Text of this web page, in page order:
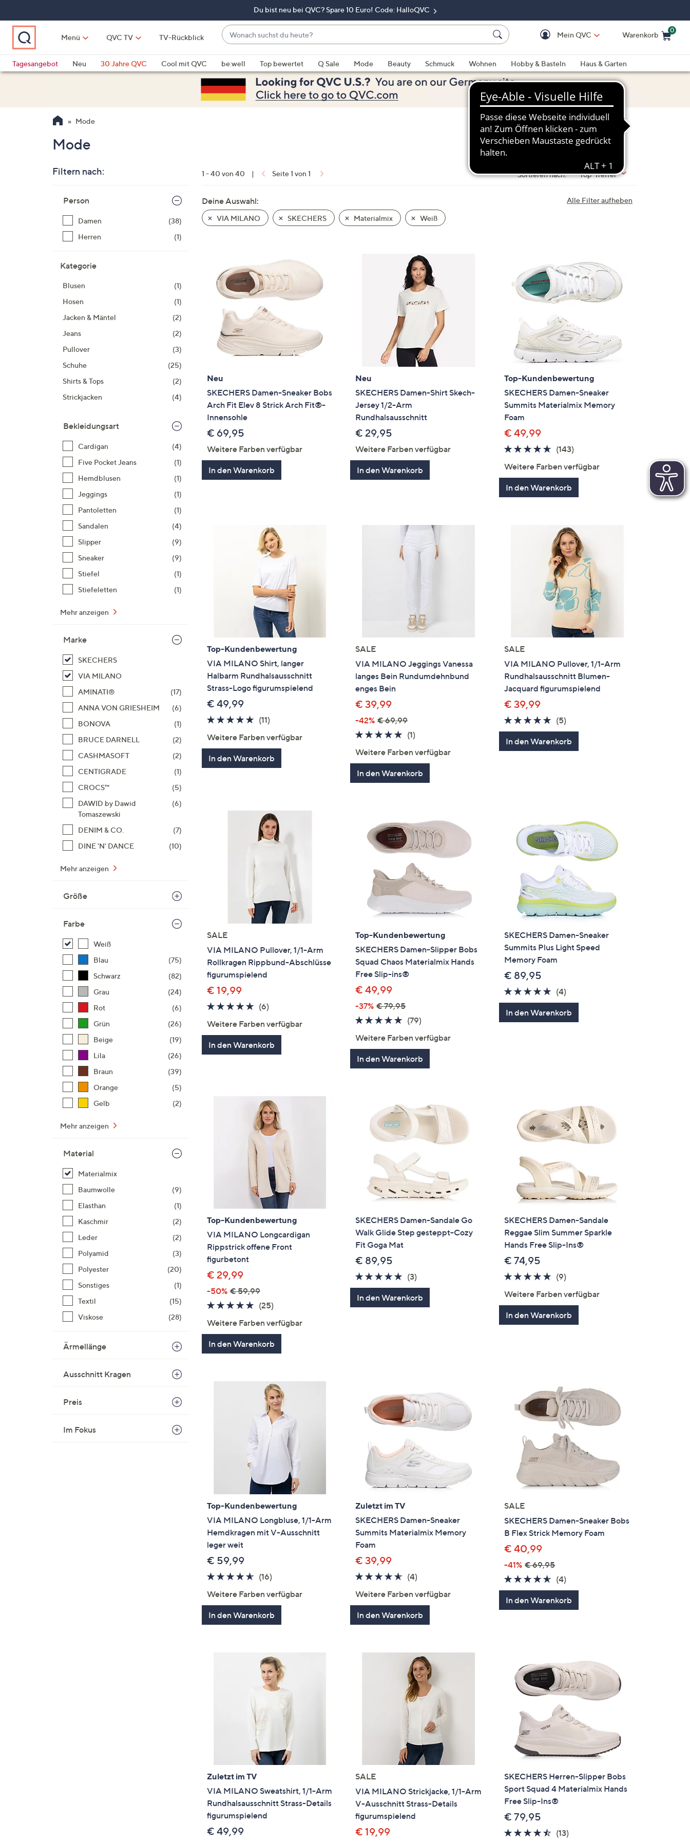
springen
Du bist neu bei QVC? Spare 10 Euro! Code: HalloQVC
Menü QVC TV TV-Rückblick
Wonach
suchst
du
heute?
Vorschläge
verfügbar
sind,
verwenden
und
unten
oder
wischen
Geräten
nach
links
bzw.
rechts,
um
diese
anzuzeigen.
Mein QVC Warenkorb
0
Tagesangebot
Neu 30 Jahre QVC Cool mit QVC be:well Top bewertet Q Sale Mode Beauty Schmuck Wohnen Hobby & Basteln
Haus & Garten
Mode
Mode
Filtern nach:
Produktliste
Person
Damen
(38)
Herren
(1)
Kategorie
Blusen
(1)
Hosen
(1)
Jacken & Mäntel
(2)
Jeans
(2)
Pullover
(3)
Schuhe
(25)
Shirts & Tops
(2)
Strickjacken
(4)
Bekleidungsart
Cardigan
(4)
Five Pocket Jeans
(1)
Hemdblusen
(1)
Jeggings
(1)
Pantoletten
(1)
Sandalen
(4)
Slipper
(9)
Sneaker
(9)
Stiefel
(1)
Stiefeletten
(1)
Mehr anzeigen
Marke
SKECHERS
VIA MILANO
AMINATI®
(17)
ANNA VON GRIESHEIM
(6)
BONOVA
(1)
BRUCE DARNELL
(2)
CASHMASOFT
(2)
CENTIGRADE
(1)
CROCS™
(5)
DAWID by Dawid
Tomaszewski
(6)
DENIM & CO.
(7)
DINE 'N' DANCE
(10)
Mehr anzeigen
Größe
Farbe
Weiß
Blau
(75)
Schwarz
(82)
Grau
(24)
Rot
(6)
Grün
(26)
Beige
(19)
Lila
(26)
Braun
(39)
Orange
(5)
Gelb
(2)
Mehr anzeigen
Material
Materialmix
Baumwolle
(9)
Elasthan
(1)
Kaschmir
(2)
Leder
(2)
Polyamid
(3)
Polyester
(20)
Sonstiges
(1)
Textil
(15)
Viskose
(28)
Ärmellänge
Ausschnitt Kragen
Preis
Im Fokus
1 - 40 von 40 | Seite 1 von 1 Sortieren nach: Top-Treffer
Alle Filter aufheben
Deine Auswahl:
VIA MILANO SKECHERS Materialmix Weiß
Neu
SKECHERS Damen-Sneaker Bobs
Arch Fit Elev 8 Strick Arch Fit®-
Innensohle
€ 69,95
Weitere Farben verfügbar
In den Warenkorb
Neu
SKECHERS Damen-Shirt Skech-
Jersey 1/2-Arm
Rundhalsausschnitt
€ 29,95
Weitere Farben verfügbar
In den Warenkorb
Top-Kundenbewertung
SKECHERS Damen-Sneaker
Summits Materialmix Memory
Foam
€ 49,99
4.6
5
(143)
Weitere Farben verfügbar
In den Warenkorb
Top-Kundenbewertung
VIA MILANO Shirt, langer
Halbarm Rundhalsausschnitt
Strass-Logo figurumspielend
€ 49,99
4.6
(11)11
Weitere Farben verfügbar
In den Warenkorb
SALE
VIA MILANO Jeggings Vanessa
langes Bein Rundumdehnbund
enges Bein
€ 39,99
-42% € 69,99
5.0
(1)
Weitere Farben verfügbar
In den Warenkorb
SALE
VIA MILANO Pullover, 1/1-Arm
Rundhalsausschnitt Blumen-
Jacquard figurumspielend
€ 39,99
5.0
von
5
(5)
Bewertungen
In den Warenkorb
SALE
VIA MILANO Pullover, 1/1-Arm
Rollkragen Rippbund-Abschlüsse
figurumspielend
€ 19,99
5.0
5
(6)6
Weitere Farben verfügbar
In den Warenkorb
Top-Kundenbewertung
SKECHERS Damen-Slipper Bobs
Squad Chaos Materialmix Hands
Free Slip-ins®
€ 49,99
-37% € 79,95
4.8
5
(79)
Weitere Farben verfügbar
In den Warenkorb
SKECHERS Damen-Sneaker
Summits Plus Light Speed
Memory Foam
€ 89,95
4.8
von
5
(4)
Bewertungen
In den Warenkorb
Top-Kundenbewertung
VIA MILANO Longcardigan
Rippstrick offene Front
figurbetont
€ 29,99
-50% € 59,99
4.7
(25)25
Weitere Farben verfügbar
In den Warenkorb
SKECHERS Damen-Sandale Go
Walk Glide Step gesteppt-Cozy
Fit Goga Mat
€ 89,95
4.7
von
5
(3)
Bewertungen
In den Warenkorb
SKECHERS Damen-Sandale
Reggae Slim Summer Sparkle
Hands Free Slip-Ins®
€ 74,95
4.7
(9)
Weitere Farben verfügbar
In den Warenkorb
Top-Kundenbewertung
VIA MILANO Longbluse, 1/1-Arm
Hemdkragen mit V-Ausschnitt
leger weit
€ 59,99
4.6
5
(16)16
Weitere Farben verfügbar
In den Warenkorb
Zuletzt im TV
SKECHERS Damen-Sneaker
Summits Materialmix Memory
Foam
€ 39,99
4.5
5
(4)
Weitere Farben verfügbar
In den Warenkorb
SALE
SKECHERS Damen-Sneaker Bobs
B Flex Strick Memory Foam
€ 40,99
-41% € 69,95
4.5
von
5
(4)
Bewertungen
In den Warenkorb
Zuletzt im TV
VIA MILANO Sweatshirt, 1/1-Arm
Rundhalsausschnitt Strass-Details
figurumspielend
€ 49,99
SALE
VIA MILANO Strickjacke, 1/1-Arm
V-Ausschnitt Strass-Details
figurumspielend
€ 19,99
SKECHERS Herren-Slipper Bobs
Sport Squad 4 Materialmix Hands
Free Slip-Ins®
€ 79,95
4.4
(13)